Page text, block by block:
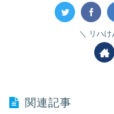
リハ
関連記事